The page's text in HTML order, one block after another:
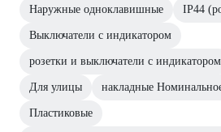
Наружные одноклавишные IP44
Выключатели с индикатором
розетки и выключатели с индикатором
Для улицы накладные
Пластиковые